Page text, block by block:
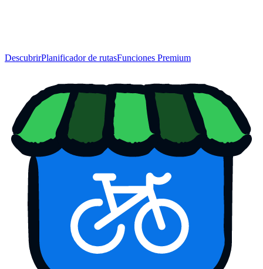
DescubrirPlanificador de rutasFunciones Premium